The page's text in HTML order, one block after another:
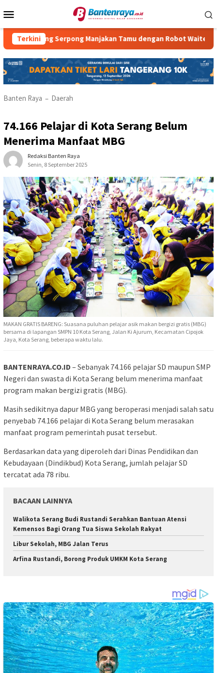
ke
Mobile
Terkini
Serpong Manjakan Tamu dengan Robot Waiter RM
Banten Raya – Daerah
74.166 Pelajar di Kota Serang Belum
Menerima Manfaat MBG
Redaksi Banten Raya
Senin, 8 September 2025
MAKAN GRATIS BARENG: Suasana puluhan pelajar asik makan bergizi gratis (MBG)
bersama di lapangan SMPN 10 Kota Serang, Jalan Ki Ajurum, Kecamatan Cipojok
Jaya, Kota Serang, beberapa waktu lalu.
BANTENRAYA.CO.ID – Sebanyak 74.166 pelajar SD maupun SMP
Negeri dan swasta di Kota Serang belum menerima manfaat
program makan bergizi gratis (MBG).
Masih sedikitnya dapur MBG yang beroperasi menjadi salah satu
penyebab 74.166 pelajar di Kota Serang belum merasakan
manfaat program pemerintah pusat tersebut.
Berdasarkan data yang diperoleh dari Dinas Pendidikan dan
Kebudayaan (Dindikbud) Kota Serang, jumlah pelajar SD
tercatat ada 78 ribu.
BACAAN LAINNYA
Walikota Serang Budi Rustandi Serahkan Bantuan Atensi
Kemensos Bagi Orang Tua Siswa Sekolah Rakyat
Libur Sekolah, MBG Jalan Terus
Arfina Rustandi, Borong Produk UMKM Kota Serang